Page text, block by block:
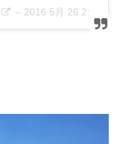
– 2016 5月 26 2:38午前 PDT